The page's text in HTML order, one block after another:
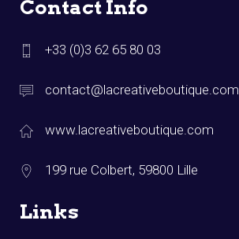
Contact Info
+33 (0)3 62 65 80 03
contact@lacreativeboutique.com
www.lacreativeboutique.com
199 rue Colbert, 59800 Lille
Links